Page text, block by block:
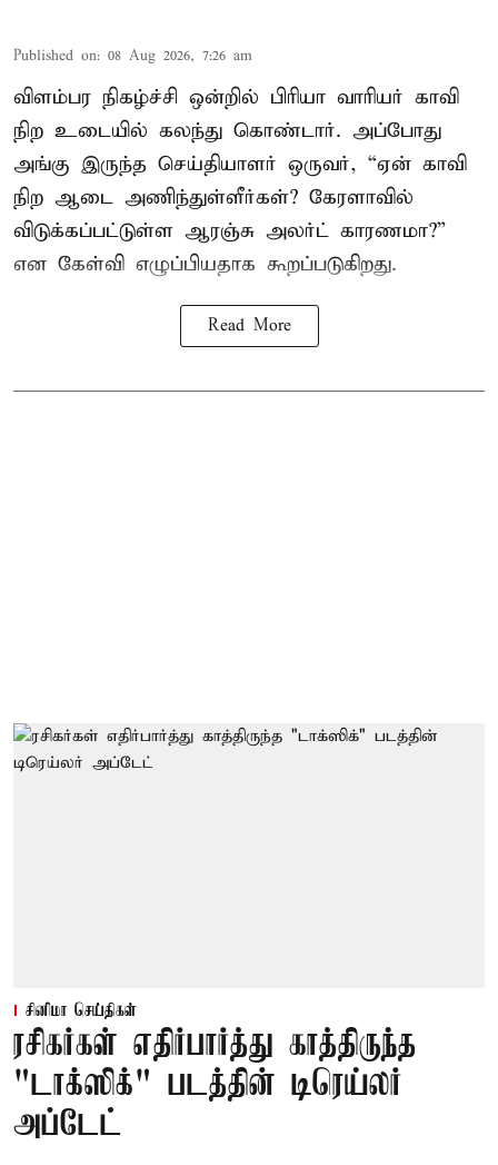
Published on: 08 Aug 2026, 7:26 am
விளம்பர நிகழ்ச்சி ஒன்றில் பிரியா வாரியர் காவி
நிற உடையில் கலந்து கொண்டார். அப்போது
அங்கு இருந்த செய்தியாளர் ஒருவர், “ஏன் காவி
நிற ஆடை அணிந்துள்ளீர்கள்? கேரளாவில்
விடுக்கப்பட்டுள்ள ஆரஞ்சு அலர்ட் காரணமா?”
என கேள்வி எழுப்பியதாக கூறப்படுகிறது.
Read More
சினிமா செய்திகள்
ரசிகர்கள் எதிர்பார்த்து காத்திருந்த
"டாக்ஸிக்" படத்தின் டிரெய்லர்
அப்டேட்